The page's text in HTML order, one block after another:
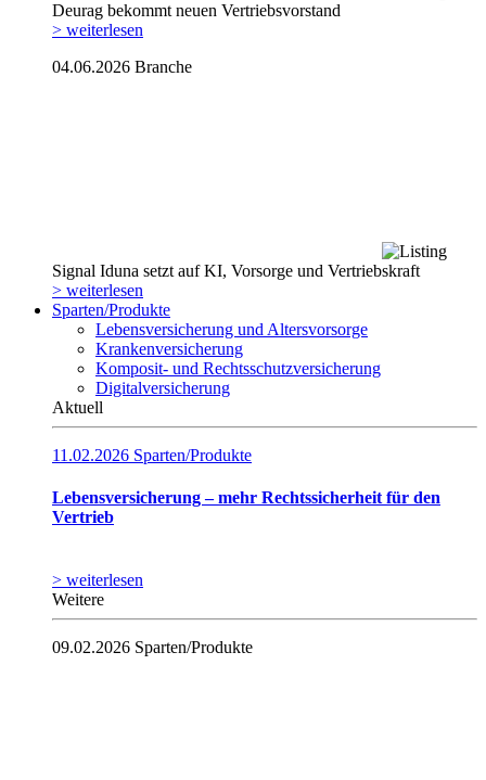
Deurag bekommt neuen Vertriebsvorstand
> weiterlesen
04.06.2026 Branche
Signal Iduna setzt auf KI, Vorsorge und Vertriebskraft
> weiterlesen
Sparten/Produkte
Lebensversicherung und Altersvorsorge
Krankenversicherung
Komposit- und Rechtsschutzversicherung
Digitalversicherung
Aktuell
11.02.2026 Sparten/Produkte
Lebensversicherung – mehr Rechtssicherheit für den
Vertrieb
> weiterlesen
Weitere
09.02.2026 Sparten/Produkte